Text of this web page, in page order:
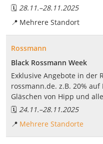
🗓️ 28.11.–28.11.2025
📍 Mehrere Standort
Rossmann
Black Rossmann Week
Exklusive Angebote in der
rossmann.de. z.B. 20%
Gläschen von Hipp und
🗓️ 24.11.–28.11.2025
📍 Mehrere Standorte